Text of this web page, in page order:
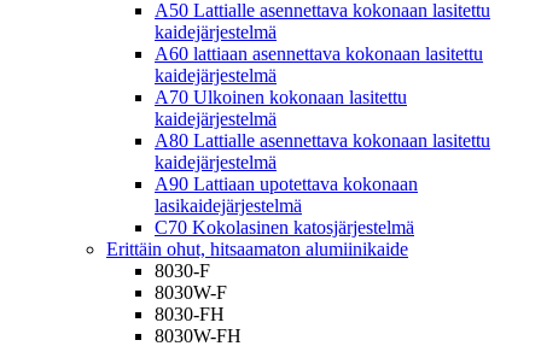
A50 Lattialle asennettava kokonaan lasitettu
kaidejärjestelmä
A60 lattiaan asennettava kokonaan lasitettu
kaidejärjestelmä
A70 Ulkoinen kokonaan lasitettu
kaidejärjestelmä
A80 Lattialle asennettava kokonaan lasitettu
kaidejärjestelmä
A90 Lattiaan upotettava kokonaan
lasikaidejärjestelmä
C70 Kokolasinen katosjärjestelmä
Erittäin ohut, hitsaamaton alumiinikaide
8030-F
8030W-F
8030-FH
8030W-FH